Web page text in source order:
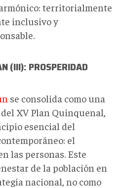
territorialmente
inclusivo y
(III): PROSPERIDAD
se consolida como una
XV Plan Quinquenal,
esencial del
el
las personas. Este
de la población en
nacional, no como